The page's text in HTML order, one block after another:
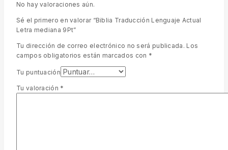
No hay valoraciones aún.
Sé el primero en valorar “Biblia Traducción Lenguaje Actual
Letra mediana 9Pt”
Tu dirección de correo electrónico no será publicada. Los
campos obligatorios están marcados con *
Tu puntuación
Tu valoración *